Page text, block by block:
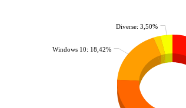
Diverse: 3,50%
Windows 10: 18,42%